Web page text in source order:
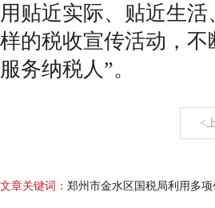
用贴近实际、贴近生
样的税收宣传活动，
服务纳税人”。
<
文章关键词： 郑州市金水区国税局利用多